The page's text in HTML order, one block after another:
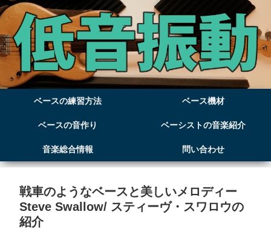
ベースの練習方法 ベース機材
ベースの音作り ベーシストの音楽紹介
音楽総合情報 問い合わせ
戦車のようなベースと美しいメロディー
Steve Swallow/ スティーヴ・スワロウの
紹介